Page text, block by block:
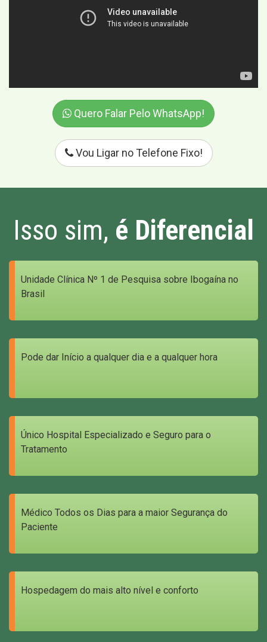
Quero Falar Pelo WhatsApp!
Vou Ligar no Telefone Fixo!
Isso sim, é Diferencial
Unidade Clínica Nº 1 de Pesquisa sobre Ibogaína no
Brasil
Pode dar Início a qualquer dia e a qualquer hora
Único Hospital Especializado e Seguro para o
Tratamento
Médico Todos os Dias para a maior Segurança do
Paciente
Hospedagem do mais alto nível e conforto